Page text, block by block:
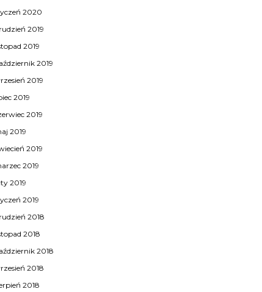
2020
2019
2019
2019
2019
2019
2019
2019
2019
2019
2019
2019
2018
2018
2018
2018
2018